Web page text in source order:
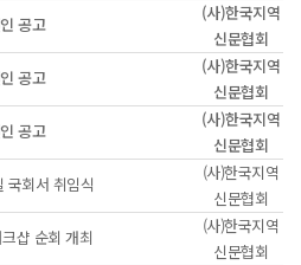
공고
(사)한국지역
신문협회
공고
(사)한국지역
신문협회
공고
(사)한국지역
신문협회
국회서 취임식
(사)한국지역
신문협회
샵 순회 개최
(사)한국지역
신문협회